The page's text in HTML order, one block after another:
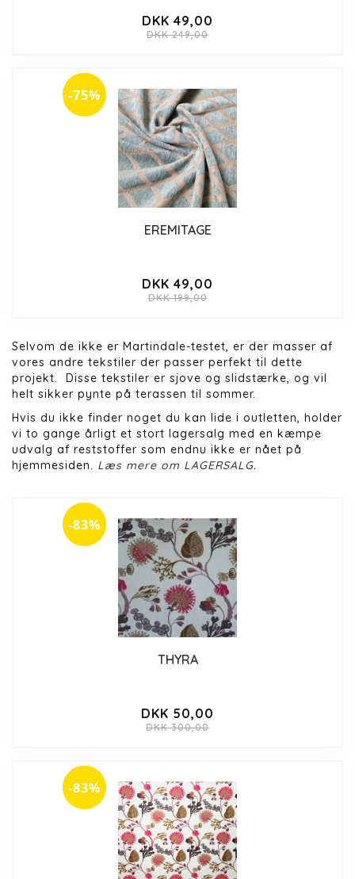
DKK 49,00
DKK 249,00
-75%
EREMITAGE
DKK 49,00
DKK 199,00
Selvom de ikke er Martindale-testet, er der masser af
vores andre tekstiler der passer perfekt til dette
projekt. Disse tekstiler er sjove og slidstærke, og vil
helt sikker pynte på terassen til sommer.
Hvis du ikke finder noget du kan lide i outletten, holder
vi to gange årligt et stort lagersalg med en kæmpe
udvalg af reststoffer som endnu ikke er nået på
hjemmesiden. Læs mere om LAGERSALG.
-83%
THYRA
DKK 50,00
DKK 300,00
-83%